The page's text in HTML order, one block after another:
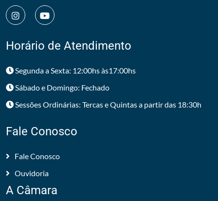
Horário de Atendimento
Segunda a Sexta: 12:00hs às17:00hs
Sábado e Domingo: Fechado
Sessões Ordinárias: Tercas e Quintas a partir das 18:30h
Fale Conosco
Fale Conosco
Ouvidoria
A Câmara